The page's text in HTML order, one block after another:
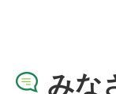
みな